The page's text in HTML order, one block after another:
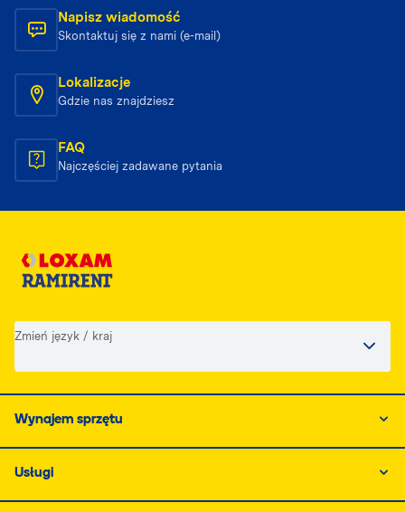
Napisz wiadomość
Skontaktuj się z nami (e-mail)
Lokalizacje
Gdzie nas znajdziesz
FAQ
Najczęściej zadawane pytania
Zmień język / kraj
Wynajem sprzętu
Usługi